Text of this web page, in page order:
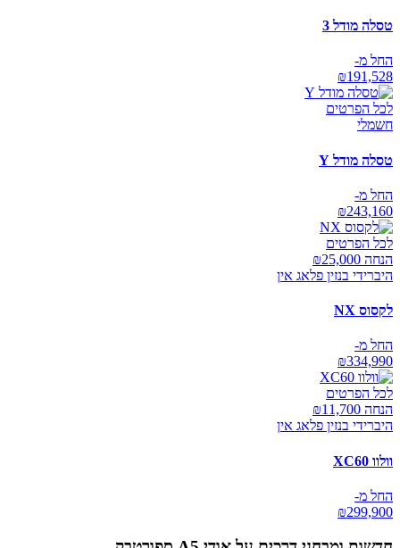
טסלה מודל 3
החל מ-
₪191,528
לכל הפרטים
חשמלי
טסלה מודל Y
החל מ-
₪243,160
לכל הפרטים
הנחה ₪ 25,000
היברידי בנזין פלאג אין
לקסוס NX
החל מ-
₪334,990
לכל הפרטים
הנחה ₪ 11,700
היברידי בנזין פלאג אין
וולוו XC60
החל מ-
₪299,900